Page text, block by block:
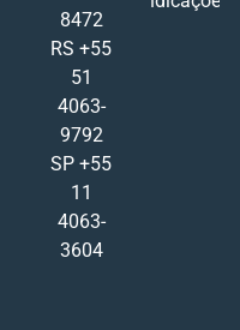
8472
RS +55
51
4063-
9792
SP +55
11
4063-
3604